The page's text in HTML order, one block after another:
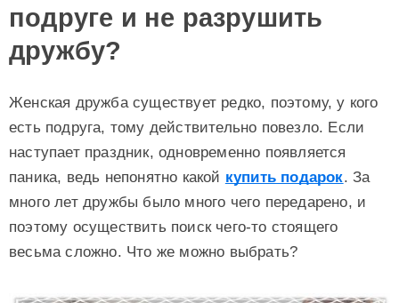
подруге и не разрушить
дружбу?
Женская дружба существует редко, поэтому, у кого
есть подруга, тому действительно повезло. Если
наступает праздник, одновременно появляется
паника, ведь непонятно какой купить подарок. За
много лет дружбы было много чего передарено, и
поэтому осуществить поиск чего-то стоящего
весьма сложно. Что же можно выбрать?